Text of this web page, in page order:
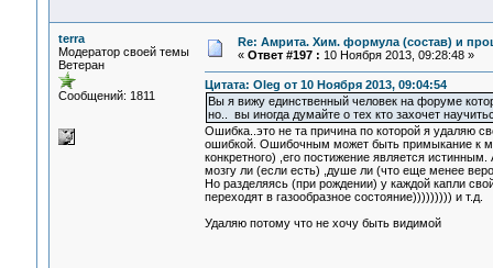
terra
Модератор своей темы
Ветеран
Сообщений: 1811
Re: Амрита. Хим. формула (состав) и
« Ответ #197 : 10 Ноября 2013, 09:28:48 »
Цитата: Oleg от 10 Ноября 2013, 09:04:54
Вы я вижу единственный человек на форуме
но.. вы иногда думайте о тех кто захочет
Ошибка..это не та причина по которой я удаляю
ошибкой. Ошибочным может быть примыкание к
конкретного) ,его постижение является
мозгу ли (если есть) ,душе ли (что еще менее
Но разделяясь (при рождении) у каждой капли
переходят в газообразное состояние))))))))) и т.д.
Удаляю потому что не хочу быть видимой